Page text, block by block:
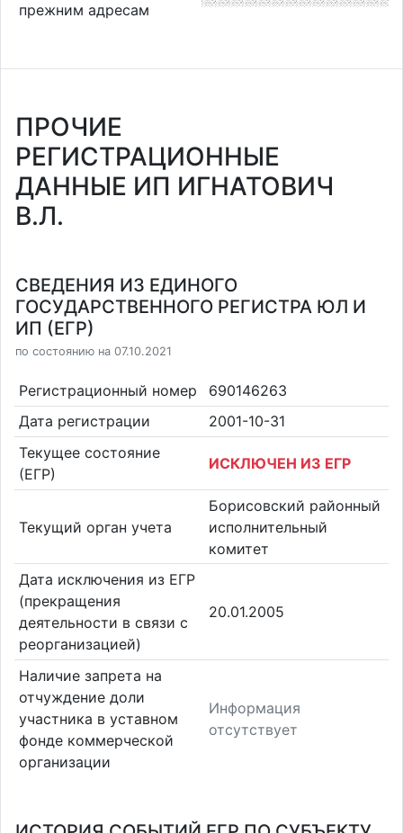
прежним адресам
ПРОЧИЕ
РЕГИСТРАЦИОННЫЕ
ДАННЫЕ ИП ИГНАТОВИЧ
В.Л.
СВЕДЕНИЯ ИЗ ЕДИНОГО
ГОСУДАРСТВЕННОГО РЕГИСТРА ЮЛ И
ИП (ЕГР)
по состоянию на 07.10.2021
Регистрационный номер
690146263
Дата регистрации
2001-10-31
Текущее состояние
(ЕГР)
ИСКЛЮЧЕН ИЗ ЕГР
Текущий орган учета
Борисовский районный
исполнительный
комитет
Дата исключения из ЕГР
(прекращения
деятельности в связи с
реорганизацией)
20.01.2005
Наличие запрета на
отчуждение доли
участника в уставном
фонде коммерческой
организации
Информация
отсутствует